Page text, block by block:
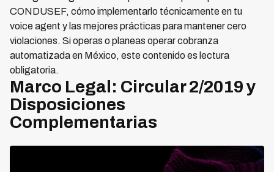
CONDUSEF, cómo implementarlo técnicamente en tu
voice agent y las mejores prácticas para mantener cero
violaciones. Si operas o planeas operar cobranza
automatizada en México, este contenido es lectura
obligatoria.
Marco Legal: Circular 2/2019 y
Disposiciones
Complementarias